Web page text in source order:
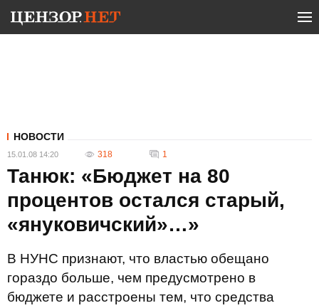
НОВОСТИ
15.01.08 14:20 318 1
Танюк: «Бюджет на 80
процентов остался старый,
«януковичский»…»
В НУНС признают, что властью обещано
гораздо больше, чем предусмотрено в
бюджете и расстроены тем, что средства